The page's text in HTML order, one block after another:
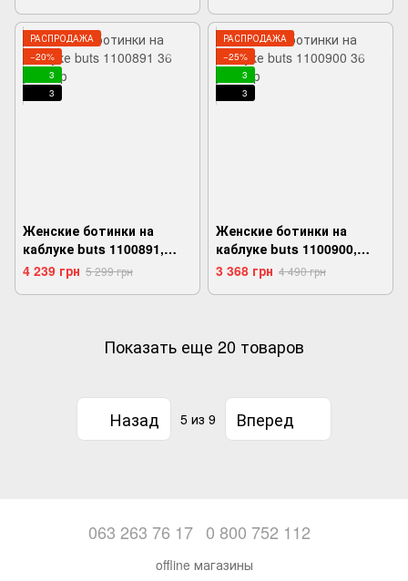
РАСПРОДАЖА
−20%
3
3
Женские ботинки на
каблуке buts 1100891,
Черный, 36,
4 239 грн 5 299 грн
РАСПРОДАЖА
−25%
3
3
Женские ботинки на
каблуке buts 1100900,
Черный, 36,
3 368 грн 4 490 грн
Показать еще 20 товаров
Назад 5 из 9 Вперед
063 263 76 17 0 800 752 112
offline магазины